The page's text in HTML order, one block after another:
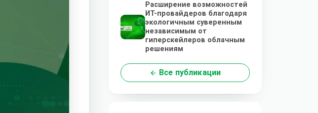
Расширение возможностей
ИТ-провайдеров благодаря
экологичным суверенным
независимым от
гиперскейлеров облачным
решениям
Все публикации